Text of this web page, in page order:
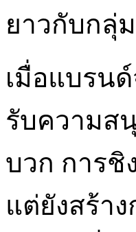
ยาวกับกลุ่
เมื่อแบรน
รับความส
บวก การชิ
แต่ยังสร้า